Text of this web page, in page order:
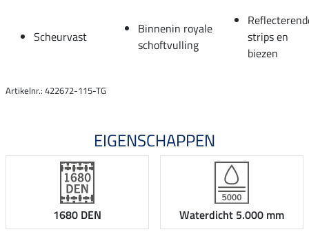
Scheurvast
Binnenin royale
schoftvulling
strips en
biezen
Artikelnr.: 422672-115-TG
EIGENSCHAPPEN
1680 DEN Waterdicht 5.000 mm